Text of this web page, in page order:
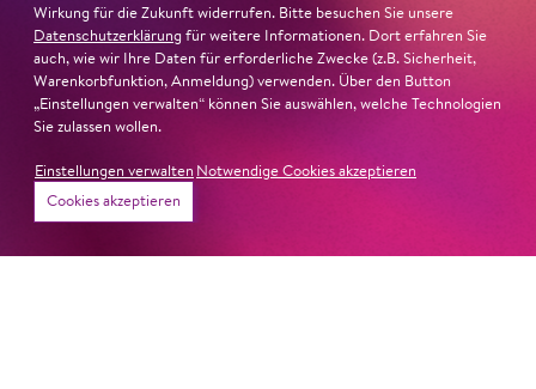
Katerina Lwowna Ismailowa in Barrie Koskys Lady
Macbeth von Mzensk sei jederzeit authentisch, ziehe das
Publikum in ihren Bann, fordere zum Miterleben und
Mitleiden heraus – niemand im Saal bliebe teilnahmslos
zurück, lobt die Jury Ambur Braids stimmliche Wucht
»In dem überwältigenden Farbenreichtum ihres Spiels
Wirkung für die Zukunft widerrufen. Bitte besuchen Sie unsere
Datenschutzerklärung für weitere Informationen. Dort erfahren Sie
auch, wie wir Ihre Daten für erforderliche Zwecke (z.B. Sicherheit,
Warenkorbfunktion, Anmeldung) verwenden. Über den Button
„Einstellungen verwalten“ können Sie auswählen, welche Technologien
Sie zulassen wollen.
Einstellungen verwalten Notwendige Cookies akzeptieren
Cookies akzeptieren